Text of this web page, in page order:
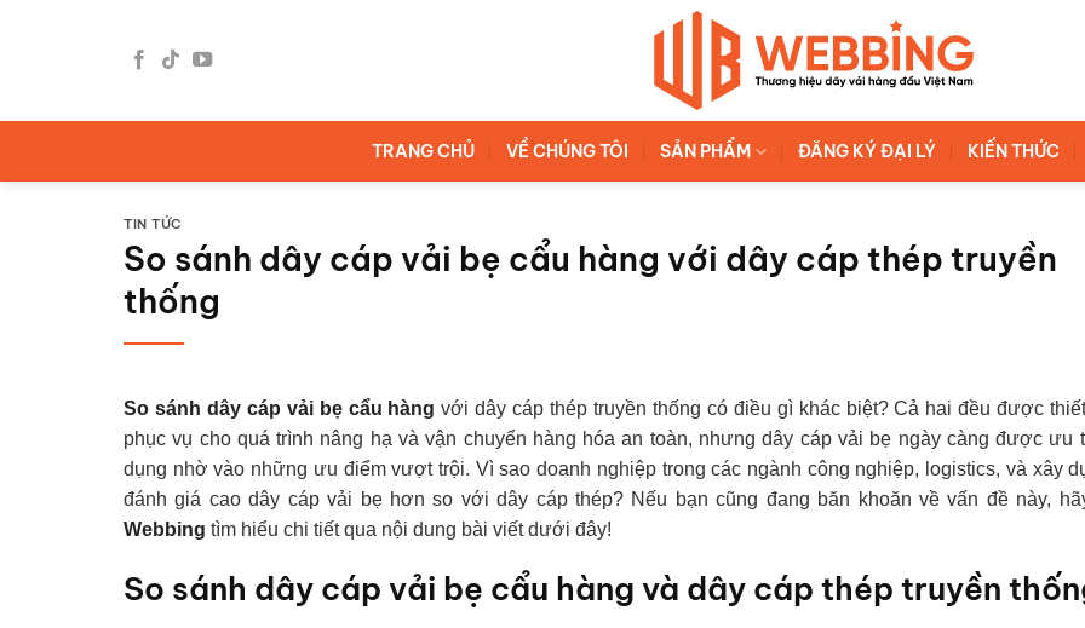
TRANG CHỦ VỀ CHÚNG TÔI SẢN PHẨM ĐĂNG KÝ ĐẠI LÝ KIẾN THỨC
TIN TỨC
So sánh dây cáp vải bẹ cẩu hàng với dây cáp thép truyền
thống
So sánh dây cáp vải bẹ cẩu hàngvới dây cáp thép truyền thống có điều gì khác biệt? Cả hai đều được
phục vụ cho quá trình nâng hạ và vận chuyển hàng hóa an toàn, nhưng dây cáp vải bẹ ngày càng được ưu
dụng nhờ vào những ưu điểm vượt trội. Vì sao doanh nghiệp trong các ngành công nghiệp, logistics, và xây
đánh giá cao dây cáp vải bẹ hơn so với dây cáp thép? Nếu bạn cũng đang băn khoăn về vấn đề này,
Webbing tìm hiểu chi tiết qua nội dung bài viết dưới đây!
So sánh dây cáp vải bẹ cẩu hàng và dây cáp thép truyền